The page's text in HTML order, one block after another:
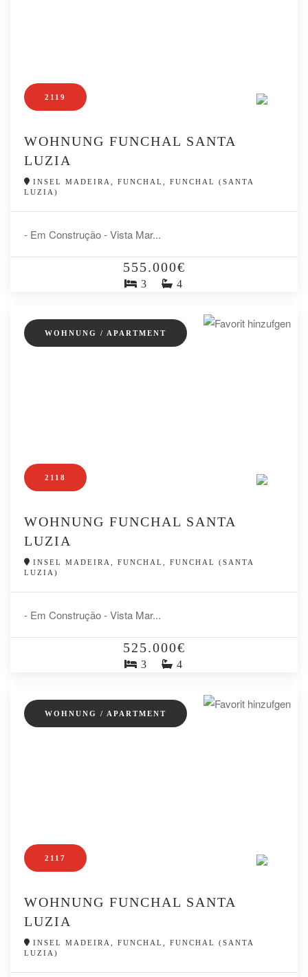
2119
WOHNUNG FUNCHAL SANTA
LUZIA
INSEL MADEIRA, FUNCHAL, FUNCHAL (SANTA
LUZIA)
- Em Construção - Vista Mar...
555.000€
3 4
2118
WOHNUNG / APARTMENT
WOHNUNG FUNCHAL SANTA
LUZIA
INSEL MADEIRA, FUNCHAL, FUNCHAL (SANTA
LUZIA)
- Em Construção - Vista Mar...
525.000€
3 4
2117
WOHNUNG / APARTMENT
WOHNUNG FUNCHAL SANTA
LUZIA
INSEL MADEIRA, FUNCHAL, FUNCHAL (SANTA
LUZIA)